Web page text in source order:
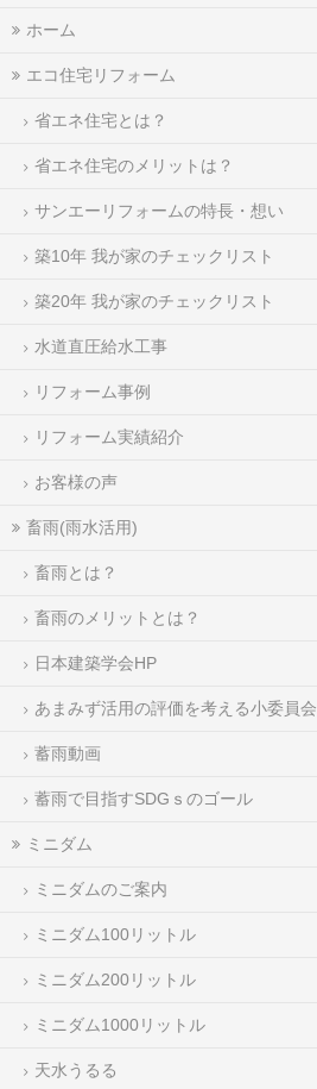
ホーム
エコ住宅リフォーム
省エネ住宅とは？
省エネ住宅のメリットは？
サンエーリフォームの特長・想い
築10年 我が家のチェックリスト
築20年 我が家のチェックリスト
水道直圧給水工事
リフォーム事例
リフォーム実績紹介
お客様の声
畜雨(雨水活用)
畜雨とは？
畜雨のメリットとは？
日本建築学会HP
あまみず活用の評価を考える小委員会
蓄雨動画
蓄雨で目指すSDGｓのゴール
ミニダム
ミニダムのご案内
ミニダム100リットル
ミニダム200リットル
ミニダム1000リットル
天水うるる